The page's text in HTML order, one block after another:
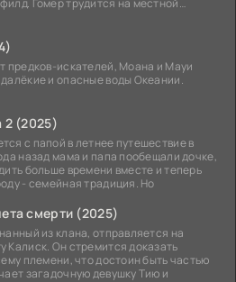
предков-искателей, Моана и Мауи
и опасные воды Океании.
2 (2025)
с папой в летнее путешествие в
назад мама и папа пообещали дочке,
больше времени вместе и теперь
- семейная традиция. Но
смерти (2025)
из клана, отправляется на
Калиск. Он стремится доказать
племени, что достоин быть частью
загадочную девушку Тию и